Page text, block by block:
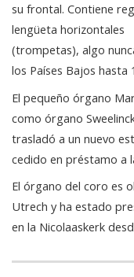
su frontal. Contiene
lengüeta horizontales
(trompetas), algo
los Países Bajos hasta
El pequeño órgano
como órgano
trasladó a un nuevo
cedido en préstamo a
El órgano del coro es
Utrech y ha estado
en la Nicolaaskerk